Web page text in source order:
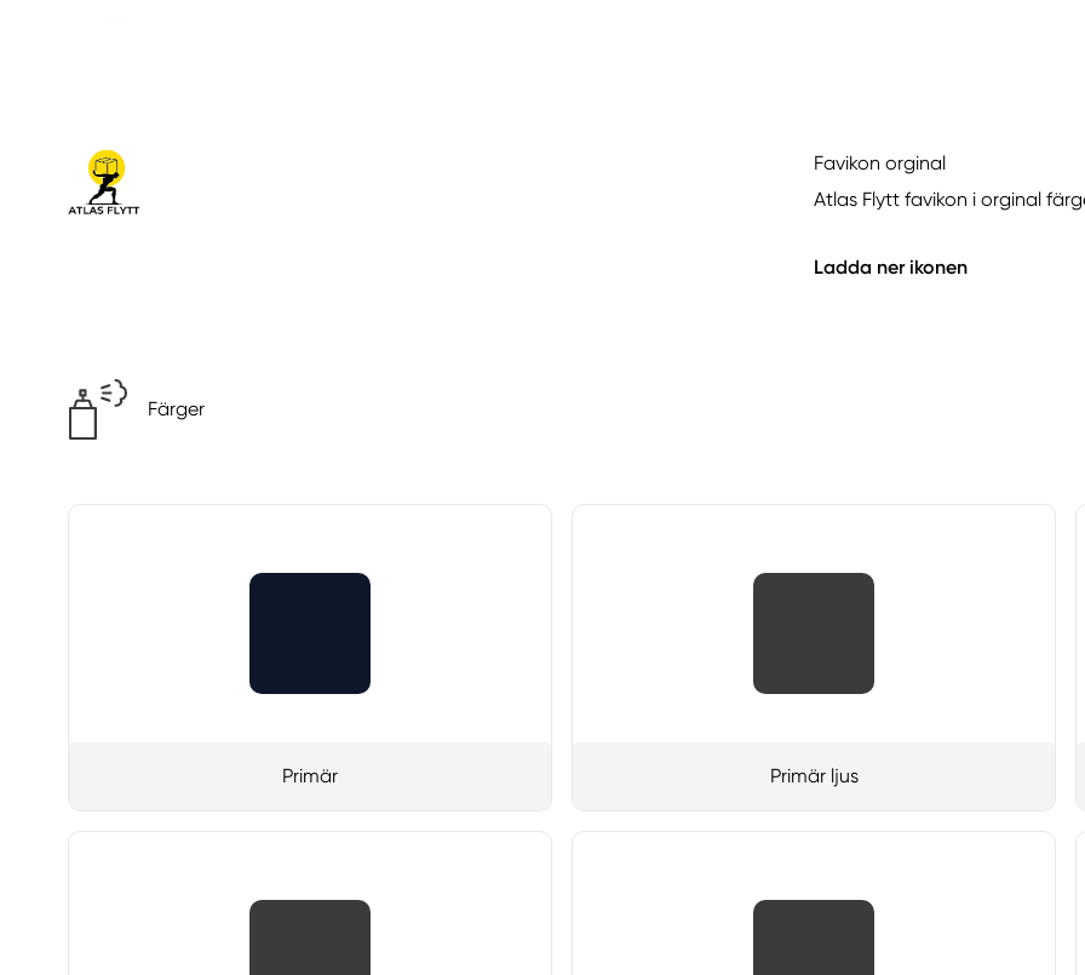
Favikon orginal
Atlas Flytt favikon i orginal
Ladda ner ikonen
Färger
Primär Primär ljus